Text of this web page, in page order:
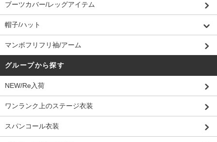
ブーツカバー/レッグアイテム
帽子/ハット
マンボフリフリ袖/アーム
グループから探す
NEW/Re入荷
ワンランク上のステージ衣装
スパンコール衣装